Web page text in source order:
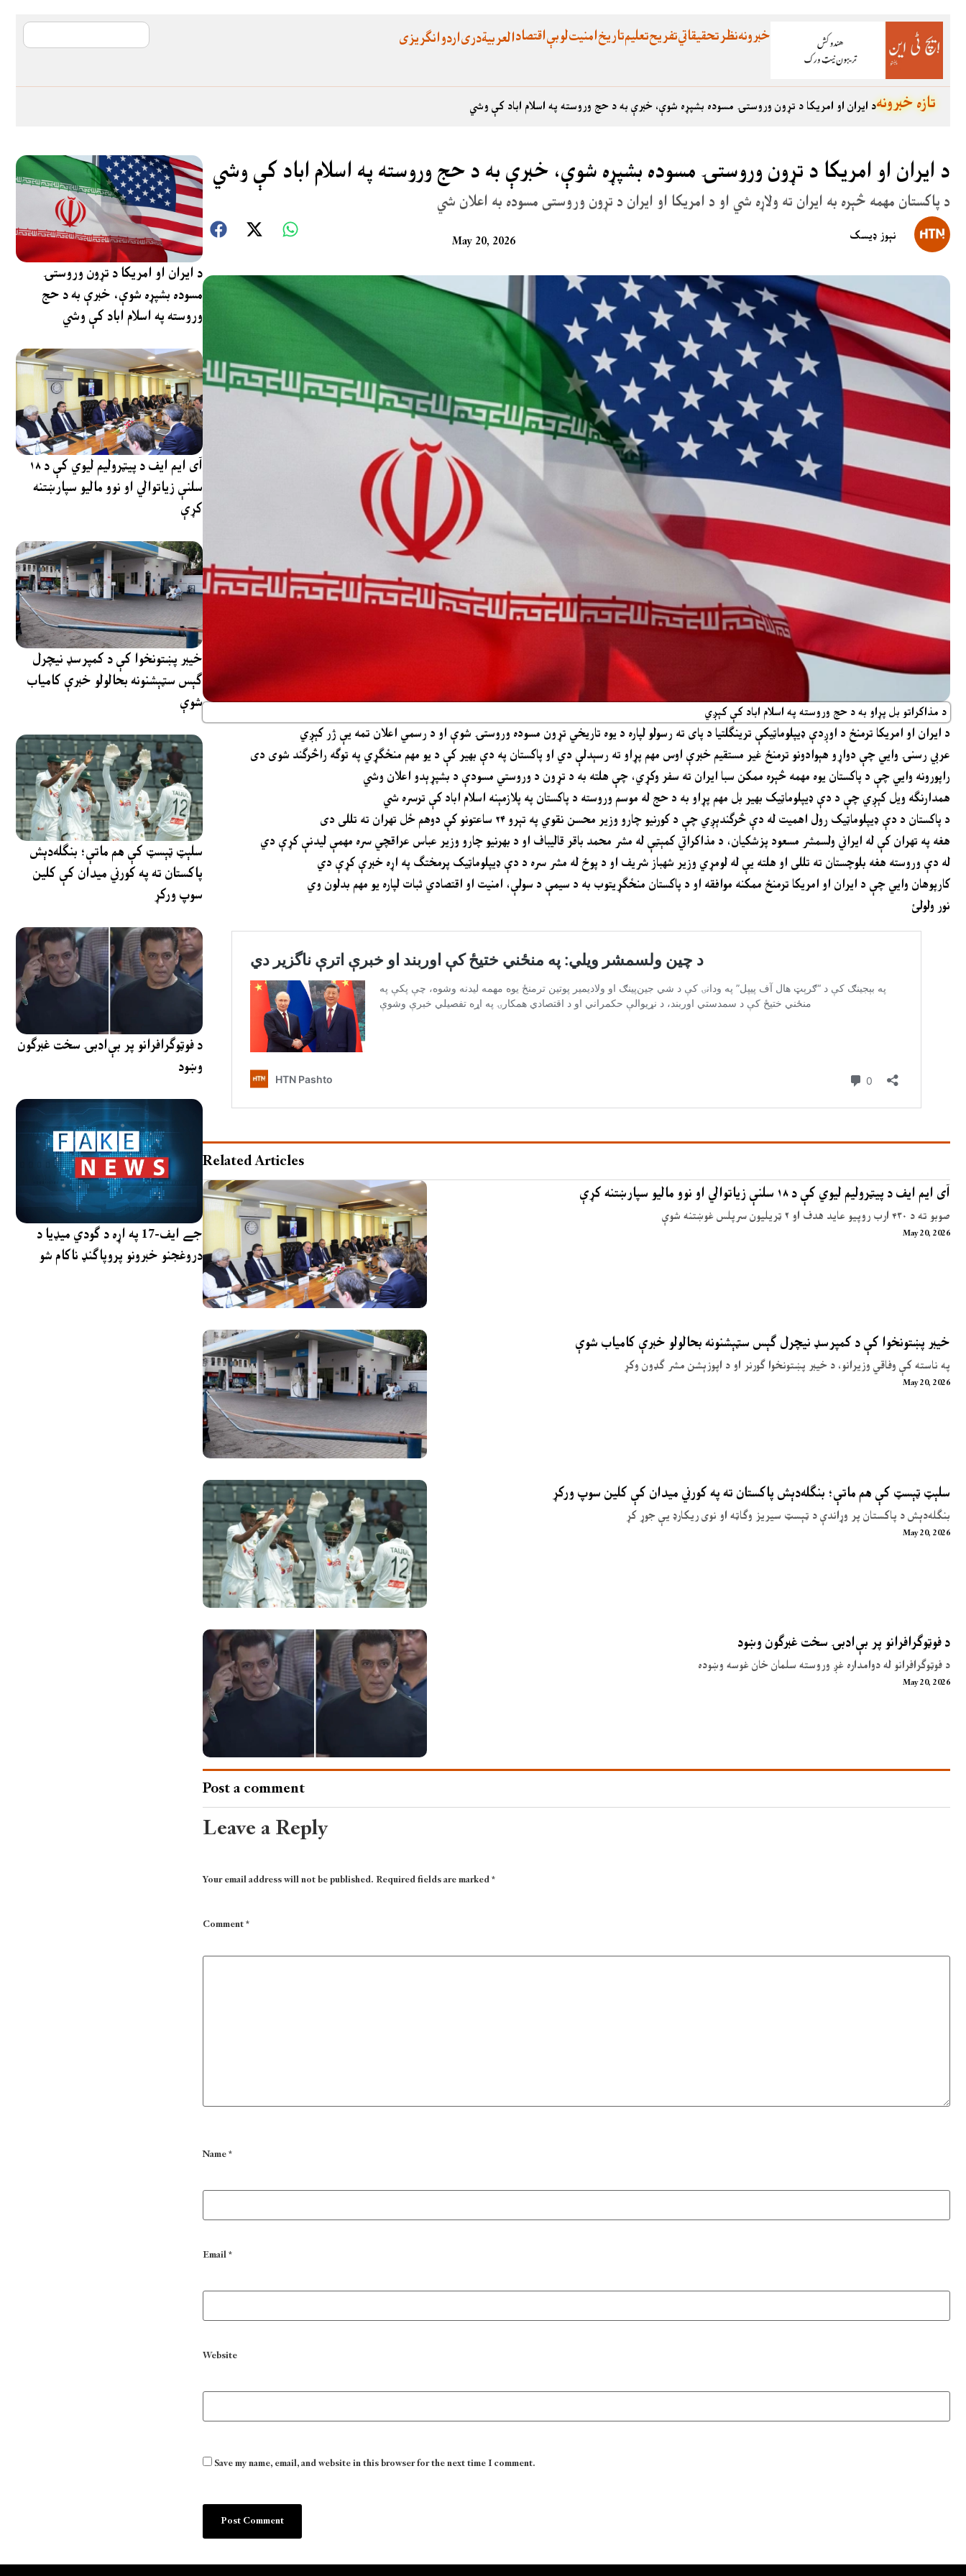
اقتصادلوبېامنیتتاریختعلیمتفریحتحقیقاتينظرخبرونه انگریزیاردودریالعربية
د ایران او امریکا د تړون وروستۍ مسوده بشپړه شوې، خبرې به د حج وروسته په اسلام اباد کې وشيتازه خبرونه
د ایران او امریکا د تړون وروستۍ
مسوده بشپړه شوې، خبرې به د حج
وروسته په اسلام اباد کې وشي
آی ایم ایف د پیټرولیم لیوي کې د ۱۸
سلنې زیاتوالي او نوو مالیو سپارښتنه
کړې
خیبر پښتونخوا کې د کمپرسډ نیچرل
ګېس سټېشنونه بحالولو خبرې کامیاب
شوې
سلېټ ټېسټ کې هم ماتې؛ بنګله‌دېش
پاکستان ته په کورني میدان کې کلین
سوپ ورکړ
د فوټوګرافرانو پر بې‌ادبۍ سخت غبرګون
وښود
جے ایف-17 په اړه د ګودي میډیا د
دروغجنو خبرونو پروپاګنډ ناکام شو
د ایران او امریکا د تړون وروستۍ مسوده بشپړه شوې، خبرې به د حج وروسته په اسلام اباد کې وشي
د پاکستان مهمه څېره به ایران ته ولاړه شي او د امریکا او ایران د تړون وروستی مسوده به اعلان شي
May 20, 2026 نېوز ډیسک
د مذاکراتو بل پړاو به د حج وروسته په اسلام اباد کې کېږي
د ایران او امریکا ترمنځ د اوږدې ډیپلوماټیکې ترینګلتیا د پای ته رسولو لپاره د یوه تاریخي تړون مسوده وروستۍ شوې او د رسمي اعلان تمه یې ژر کېږي
عربي رسنۍ وایي چې دواړو هېوادونو ترمنځ غیر مستقیم خبرې اوس مهم پړاو ته رسېدلې دي او پاکستان په دې بهیر کې د یو مهم منځګړي په توګه راڅرګند شوی دی
راپورونه وایي چې د پاکستان یوه مهمه څېره ممکن سبا ایران ته سفر وکړي، چې هلته به د تړون د وروستي مسودې د بشپړېدو اعلان وشي
همدارنګه ویل کېږي چې د دې ډیپلوماټیک بهیر بل مهم پړاو به د حج له موسم وروسته د پاکستان په پلازمېنه اسلام اباد کې ترسره شي
د پاکستان د دې ډیپلوماټیک رول اهمیت له دې څرګندېږي چې د کورنیو چارو وزیر محسن نقوي په تېرو ۲۴ ساعتونو کې دوهم ځل تهران ته تللی دی
هغه په تهران کې له ایراني ولسمشر مسعود پزشکیان، د مذاکراتي کمېټې له مشر محمد باقر قالیباف او د بهرنیو چارو وزیر عباس عراقچي سره مهمې لیدنې کړې دي
له دې وروسته هغه بلوچستان ته تللی او هلته یې له لومړي وزیر شهباز شریف او د پوځ له مشر سره د دې ډیپلوماټیک پرمختګ په اړه خبرې کړې دي
کارپوهان وایي چې د ایران او امریکا ترمنځ ممکنه موافقه او د پاکستان منځګړیتوب به د سیمې د سولې، امنیت او اقتصادي ثبات لپاره یو مهم بدلون وي
نور ولولئ
Related Articles
آی ایم ایف د پیټرولیم لیوي کې د ۱۸ سلنې زیاتوالي او نوو مالیو سپارښتنه کړې
صوبو ته د ۴۳۰ ارب روپیو عاید هدف او ۲ ټریلیون سرپلس غوښتنه شوې
May 20, 2026
خیبر پښتونخوا کې د کمپرسډ نیچرل ګېس سټېشنونه بحالولو خبرې کامیاب شوې
په ناسته کې وفاقي وزیرانو، د خیبر پښتونخوا ګورنر او د اپوزېشن مشر ګډون وکړ
May 20, 2026
سلېټ ټېسټ کې هم ماتې؛ بنګله‌دېش پاکستان ته په کورني میدان کې کلین سوپ ورکړ
بنګله‌دېش د پاکستان پر وړاندې د ټېسټ سیریز وګاټه او نوی ریکارډ یې جوړ کړ
May 20, 2026
د فوټوګرافرانو پر بې‌ادبۍ سخت غبرګون وښود
د فوټوګرافرانو له دوامداره غږ وروسته سلمان خان غوسه وښوده
May 20, 2026
Post a comment
Leave a Reply
Your email address will not be published.Required fields are marked*
Comment*
Name*
Email*
Website
Save my name, email, and website in this browser for the next time I comment.